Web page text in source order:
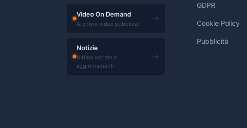
Video On Demand
Archivio video pubblicati
→
Notizie
Ultime notizie e
aggiornamenti
→
GDPR
Cookie Policy
Pubblicità